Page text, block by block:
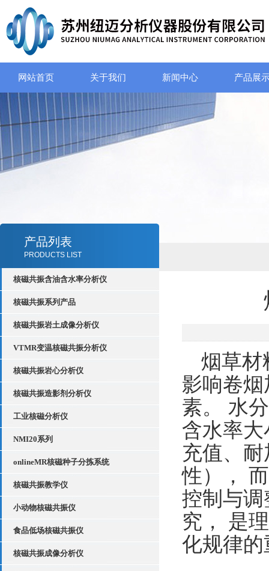
网站首页 关于我们 新闻中心 产品展
产品列表
PRODUCTS LIST
核磁共振含油含水率分析仪
核磁共振系列产品
核磁共振岩土成像分析仪
VTMR变温核磁共振分析仪
核磁共振岩心分析仪
核磁共振造影剂分析仪
工业核磁分析仪
NMI20系列
onlineMR核磁种子分拣系统
核磁共振教学仪
小动物核磁共振仪
食品低场核磁共振仪
核磁共振成像分析仪
烟草材
影响卷
素。
水
含水率
充值、
性），
控制与
究，
是
化规律的